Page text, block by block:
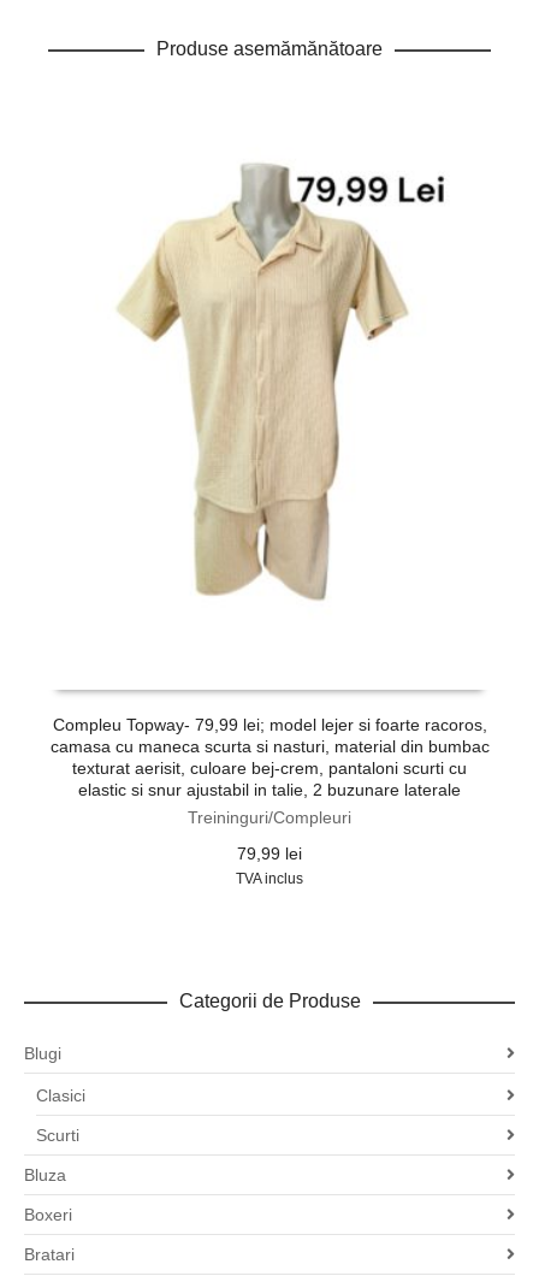
Produse asemămănătoare
Compleu Topway- 79,99 lei; model lejer si foarte racoros,
camasa cu maneca scurta si nasturi, material din bumbac
texturat aerisit, culoare bej-crem, pantaloni scurti cu
elastic si snur ajustabil in talie, 2 buzunare laterale
Treininguri/Compleuri
79,99 lei
TVA inclus
Categorii de Produse
Blugi
Clasici
Scurti
Bluza
Boxeri
Bratari